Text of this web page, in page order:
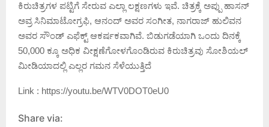
ಕಿರುಚಿತ್ರಗಳ ಪಟ್ಟಿಗೆ ಸೇರುವ ಎಲ್ಲಾ ಲಕ್ಷಣಗಳು ಇವೆ. ಚಿತ್ರಕ್ಕೆ ಅಪ್ಪು ಹಾಸನ್
ಅವ್ರ ಸಿನಿಮಾಟೋಗ್ರಫಿ, ಆನಂದ್ ಅವರ ಸಂಗೀತ, ನಾಗರಾಜ್ ಹುಲಿವನ
ಅವರ ಸೌಂಡ್ ಎಫೆಕ್ಟ್ ಆಕರ್ಷಕವಾಗಿವೆ. ಬಿಡುಗಡೆಯಾಗಿ ಒಂದು ದಿನಕ್ಕೆ
50,000 ಕ್ಕೂ ಅಧಿಕ ವೀಕ್ಷಣೆಗೋಳಗೊಂಡಿರುವ ಕಿರುಚಿತ್ರವು ಸೋಶಿಯಲ್
ಮೀಡಿಯಾದಲ್ಲಿ ಎಲ್ಲರ ಗಮನ ಸೆಳೆಯುತ್ತಿದೆ
Link : https://youtu.be/WTV0DOT0eU0
Share via: